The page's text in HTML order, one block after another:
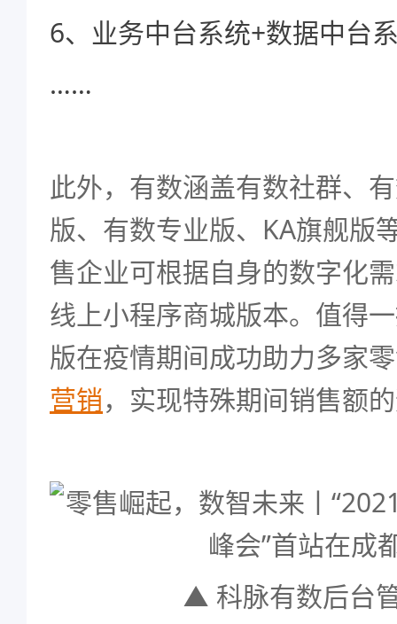
6、业务中台系统+数据中台
……
此外，有数涵盖有数社群、
版、有数专业版、KA旗舰版
售企业可根据自身的数字化
线上小程序商城版本。值得
版在疫情期间成功助力多家
营销，实现特殊期间销售额
▲ 科脉有数后台